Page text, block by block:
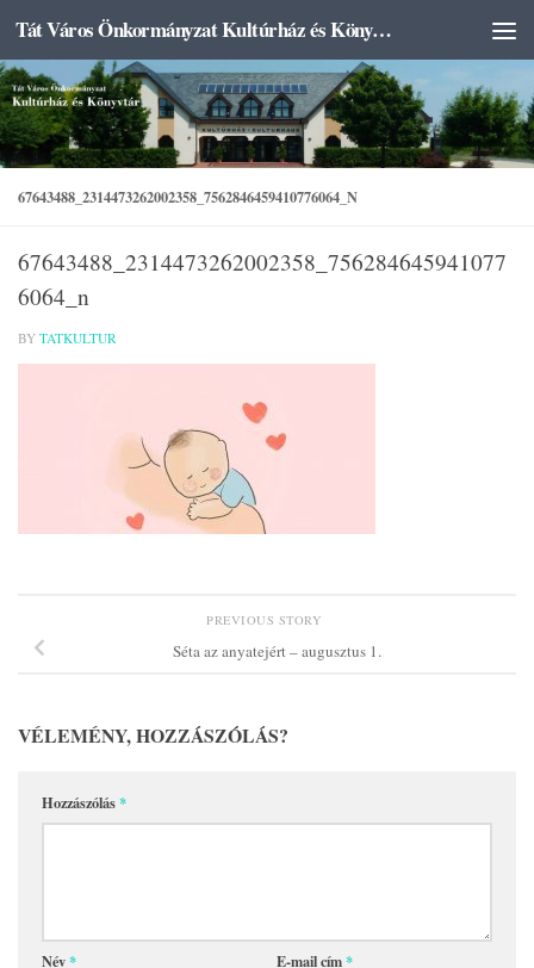
Skip to content Tát Város Önkormányzat Kultúrház és Könyvtár
67643488_2314473262002358_7562846459410776064_N
67643488_2314473262002358_756284645941077
6064_n
BY TATKULTUR
PREVIOUS STORY
Séta az anyatejért – augusztus 1.
VÉLEMÉNY, HOZZÁSZÓLÁS?
Hozzászólás*
Név* E-mail cím*